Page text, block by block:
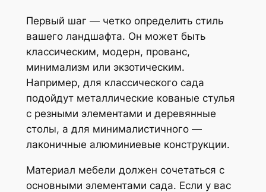
Первый шаг — четко определить стиль
вашего ландшафта. Он может быть
классическим, модерн, прованс,
минимализм или экзотическим.
Например, для классического сада
подойдут металлические кованые стулья
с резными элементами и деревянные
столы, а для минималистичного —
лаконичные алюминиевые конструкции.
Материал мебели должен сочетаться с
основными элементами сада. Если у вас